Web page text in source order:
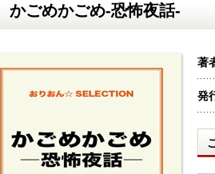
かごめかごめ-恐怖夜話-
著
発